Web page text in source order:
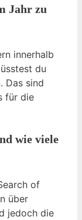
Jahr zu
innerhalb
du
Das sind
für die
wie viele
of
über
jedoch die